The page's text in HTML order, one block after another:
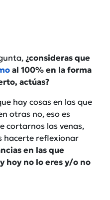
¿consideras que
al 100% en la forma
actúas?
hay cosas en las que
otras no, eso es
cortarnos las venas,
hacerte reflexionar
en las que
y hoy no lo eres y/o no